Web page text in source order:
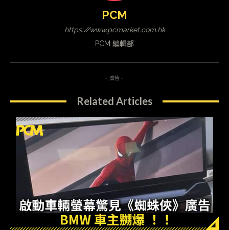
PCM
https://www.pcmarket.com.hk
PCM 編輯部
- 廣告 -
Related Articles